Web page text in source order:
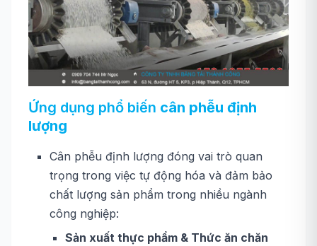
Ứng dụng phổ biến cân phễu định
lượng
Cân phễu định lượng đóng vai trò quan
trọng trong việc tự động hóa và đảm bảo
chất lượng sản phẩm trong nhiều ngành
công nghiệp:
Sản xuất thực phẩm & Thức ăn chăn